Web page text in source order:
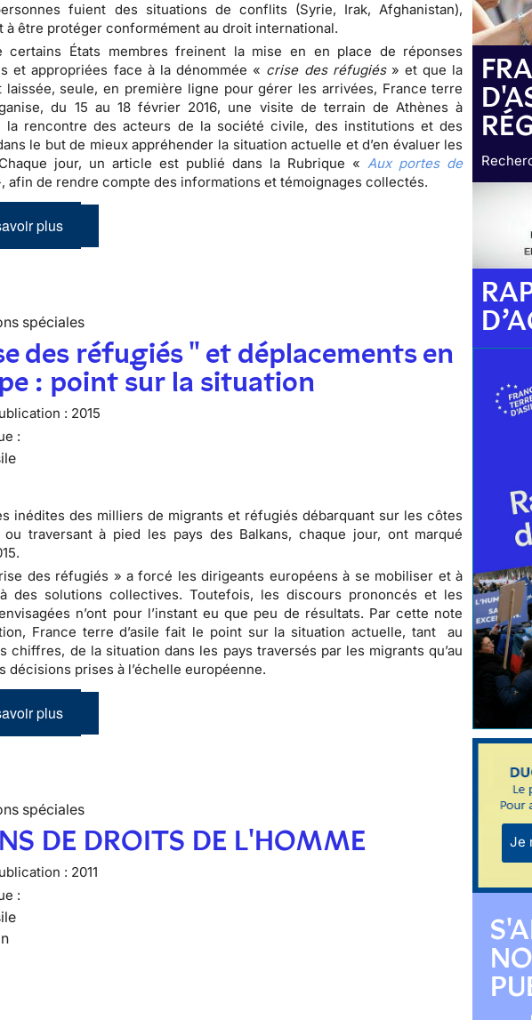
fuient des situations de conflits (Syrie, Irak, Afghanistan),
à être protéger conformément au droit international.
certains États membres freinent la mise en en place de réponses
et appropriées face à la dénommée « crise des réfugiés» et que la
laissée, seule, en première ligne pour gérer les arrivées, France terre
du 15 au 18 février 2016, une visite de terrain de Athènes à
la rencontre des acteurs de la société civile, des institutions et des
le but de mieux appréhender la situation actuelle et d’en évaluer les
jour, un article est publié dans la Rubrique «Aux portes de
afin de rendre compte des informations et témoignages collectés.
plus
spéciales
des réfugiés " et déplacements en
: point sur la situation
: 2015
:
inédites des milliers de migrants et réfugiés débarquant sur les côtes
ou traversant à pied les pays des Balkans, chaque jour, ont marqué
des réfugiés » a forcé les dirigeants européens à se mobiliser et à
des solutions collectives. Toutefois, les discours prononcés et les
n’ont pour l’instant eu que peu de résultats. Par cette note
France terre d’asile fait le point sur la situation actuelle, tant au
chiffres, de la situation dans les pays traversés par les migrants qu’au
décisions prises à l’échelle européenne.
plus
spéciales
DE DROITS DE L'HOMME
: 2011
:
Je